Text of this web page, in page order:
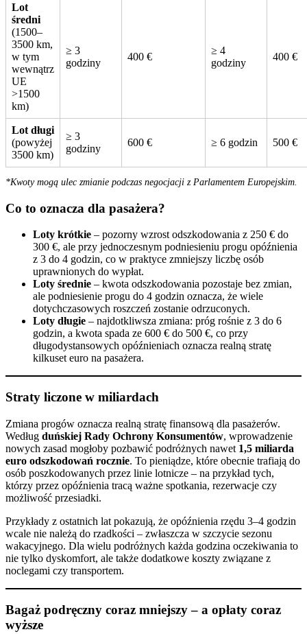
Lot
średni
(1500–
3500 km,
w tym
wewnątrz
UE
>1500
km)
≥ 3
godziny
400 €
≥ 4
godziny
400 €
Lot długi
(powyżej
3500 km)
≥ 3
godziny
600 € ≥ 6 godzin 500 €
*Kwoty mogą ulec zmianie podczas negocjacji z Parlamentem Europejskim.
Co to oznacza dla pasażera?
Loty krótkie – pozorny wzrost odszkodowania z 250 € do
300 €, ale przy jednoczesnym podniesieniu progu opóźnienia
z 3 do 4 godzin, co w praktyce zmniejszy liczbę osób
uprawnionych do wypłat.
Loty średnie – kwota odszkodowania pozostaje bez zmian,
ale podniesienie progu do 4 godzin oznacza, że wiele
dotychczasowych roszczeń zostanie odrzuconych.
Loty długie – najdotkliwsza zmiana: próg rośnie z 3 do 6
godzin, a kwota spada ze 600 € do 500 €, co przy
długodystansowych opóźnieniach oznacza realną stratę
kilkuset euro na pasażera.
Straty liczone w miliardach
Zmiana progów oznacza realną stratę finansową dla pasażerów.
Według duńskiej Rady Ochrony Konsumentów, wprowadzenie
nowych zasad mogłoby pozbawić podróżnych nawet 1,5 miliarda
euro odszkodowań rocznie. To pieniądze, które obecnie trafiają do
osób poszkodowanych przez linie lotnicze – na przykład tych,
którzy przez opóźnienia tracą ważne spotkania, rezerwacje czy
możliwość przesiadki.
Przykłady z ostatnich lat pokazują, że opóźnienia rzędu 3–4 godzin
wcale nie należą do rzadkości – zwłaszcza w szczycie sezonu
wakacyjnego. Dla wielu podróżnych każda godzina oczekiwania to
nie tylko dyskomfort, ale także dodatkowe koszty związane z
noclegami czy transportem.
Bagaż podręczny coraz mniejszy – a opłaty coraz
wyższe